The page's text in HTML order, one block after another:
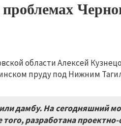
области Алексей
пруду под Нижним
дамбу.На сегодняшний
того,разработана проектно-